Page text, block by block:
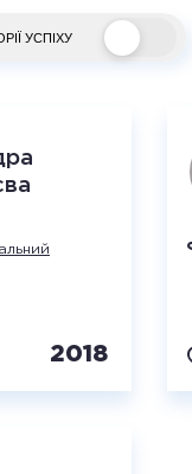
УСПІХУ
2018